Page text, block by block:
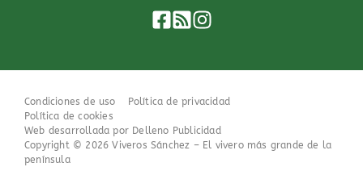
Condiciones de uso
Política de privacidad
Política de cookies
Web desarrollada por Delleno Publicidad
Copyright © 2026 Viveros Sánchez – El vivero más grande de la
península